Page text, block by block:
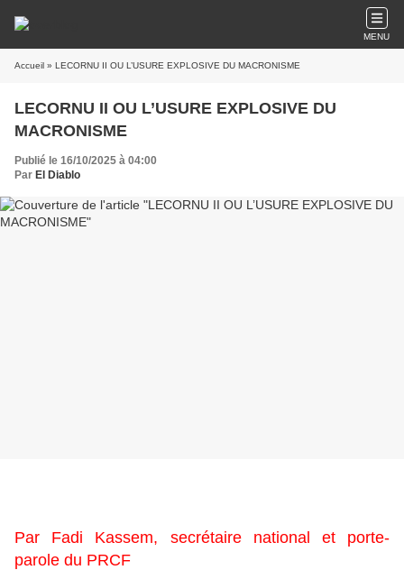
MENU
Accueil » LECORNU II OU L’USURE EXPLOSIVE DU MACRONISME
LECORNU II OU L’USURE EXPLOSIVE DU
MACRONISME
Publié le 16/10/2025 à 04:00
Par El Diablo
Par Fadi Kassem, secrétaire national et porte-
parole du PRCF